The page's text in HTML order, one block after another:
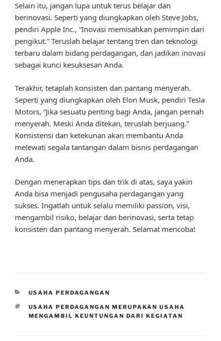
Selain itu, jangan lupa untuk terus belajar dan
berinovasi. Seperti yang diungkapkan oleh Steve Jobs,
pendiri Apple Inc., “Inovasi memisahkan pemimpin dari
pengikut.” Teruslah belajar tentang tren dan teknologi
terbaru dalam bidang perdagangan, dan jadikan inovasi
sebagai kunci kesuksesan Anda.
Terakhir, tetaplah konsisten dan pantang menyerah.
Seperti yang diungkapkan oleh Elon Musk, pendiri Tesla
Motors, “Jika sesuatu penting bagi Anda, jangan pernah
menyerah. Meski Anda ditekan, teruslah berjuang.”
Konsistensi dan ketekunan akan membantu Anda
melewati segala tantangan dalam bisnis perdagangan
Anda.
Dengan menerapkan tips dan trik di atas, saya yakin
Anda bisa menjadi pengusaha perdagangan yang
sukses. Ingatlah untuk selalu memiliki passion, visi,
mengambil risiko, belajar dan berinovasi, serta tetap
konsisten dan pantang menyerah. Selamat mencoba!
CATEGORIES
USAHA PERDAGANGAN
TAGS
USAHA PERDAGANGAN MERUPAKAN USAHA
MENGAMBIL KEUNTUNGAN DARI KEGIATAN